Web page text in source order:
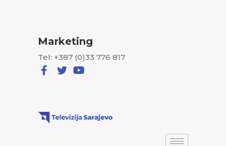
Marketing
Tel: +387 (0)33 776 817